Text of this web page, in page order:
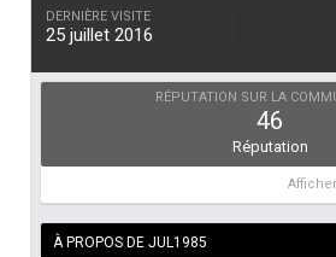
DERNIÈRE VISITE
25 juillet 2016
RÉPUTATION SUR LA
46
Réputation
À PROPOS DE JUL1985